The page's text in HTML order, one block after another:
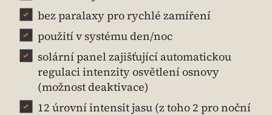
bez paralaxy pro rychlé zamíření
použití v systému den/noc
solární panel zajišťující automatickou
regulaci intenzity osvětlení osnovy
(možnost deaktivace)
12 úrovní intensit jasu (z toho 2 pro noční